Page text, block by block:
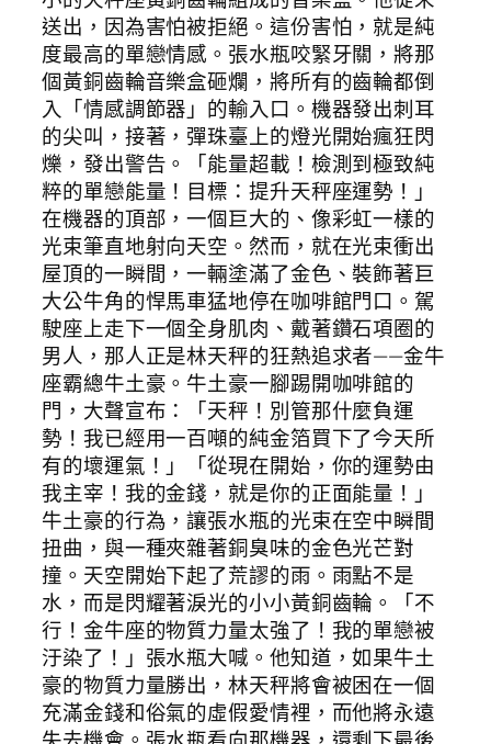
送出，因為害怕被拒絕。這份害怕，就是純
度最高的單戀情感。張水瓶咬緊牙關，將那
個黃銅齒輪音樂盒砸爛，將所有的齒輪都倒
入「情感調節器」的輸入口。機器發出刺耳
的尖叫，接著，彈珠臺上的燈光開始瘋狂閃
爍，發出警告。「能量超載！檢測到極致純
粹的單戀能量！目標：提升天秤座運勢！」
在機器的頂部，一個巨大的、像彩虹一樣的
光束筆直地射向天空。然而，就在光束衝出
屋頂的一瞬間，一輛塗滿了金色、裝飾著巨
大公牛角的悍馬車猛地停在咖啡館門口。駕
駛座上走下一個全身肌肉、戴著鑽石項圈的
男人，那人正是林天秤的狂熱追求者——金牛
座霸總牛土豪。牛土豪一腳踢開咖啡館的
門，大聲宣布：「天秤！別管那什麼負運
勢！我已經用一百噸的純金箔買下了今天所
有的壞運氣！」「從現在開始，你的運勢由
我主宰！我的金錢，就是你的正面能量！」
牛土豪的行為，讓張水瓶的光束在空中瞬間
扭曲，與一種夾雜著銅臭味的金色光芒對
撞。天空開始下起了荒謬的雨。雨點不是
水，而是閃耀著淚光的小小黃銅齒輪。「不
行！金牛座的物質力量太強了！我的單戀被
汙染了！」張水瓶大喊。他知道，如果牛土
豪的物質力量勝出，林天秤將會被困在一個
充滿金錢和俗氣的虛假愛情裡，而他將永遠